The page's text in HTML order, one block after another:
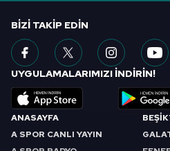
ANASAYFA
A SPOR CANLI YAYIN
BIZI TAKIP EDIN
UYGULAMALARIMIZI İNDİRİN!